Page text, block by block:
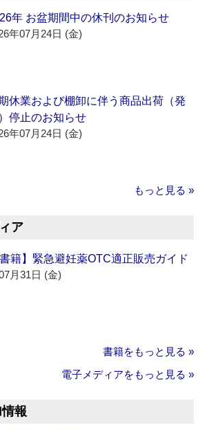
年 お盆期間中の休刊のお知らせ
年07月24日 (金)
休業および棚卸に伴う商品出荷（発
停止のお知らせ
年07月24日 (金)
もっと見る »
ア
書籍】緊急避妊薬OTC適正販売ガイド
月31日 (金)
書籍をもっと見る »
電子メディアをもっと見る »
報